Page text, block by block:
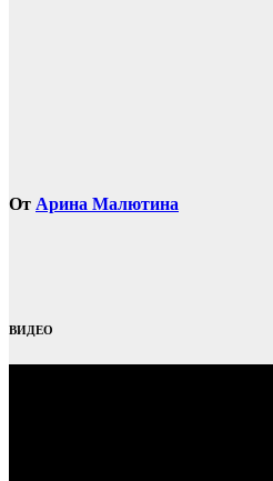
От Арина Малютина
ВИДЕО